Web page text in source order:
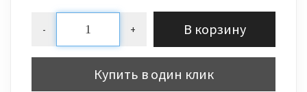
- + В корзину
Купить в один клик